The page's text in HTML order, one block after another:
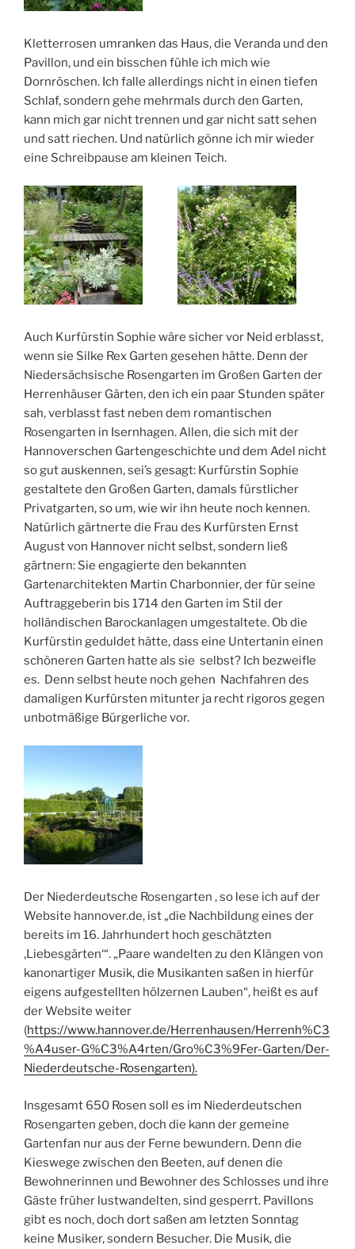
Kletterrosen umranken das Haus, die Veranda und den
Pavillon, und ein bisschen fühle ich mich wie
Dornröschen. Ich falle allerdings nicht in einen tiefen
Schlaf, sondern gehe mehrmals durch den Garten,
kann mich gar nicht trennen und gar nicht satt sehen
und satt riechen. Und natürlich gönne ich mir wieder
eine Schreibpause am kleinen Teich.
Auch Kurfürstin Sophie wäre sicher vor Neid erblasst,
wenn sie Silke Rex Garten gesehen hätte. Denn der
Niedersächsische Rosengarten im Großen Garten der
Herrenhäuser Gärten, den ich ein paar Stunden später
sah, verblasst fast neben dem romantischen
Rosengarten in Isernhagen. Allen, die sich mit der
Hannoverschen Gartengeschichte und dem Adel nicht
so gut auskennen, sei’s gesagt: Kurfürstin Sophie
gestaltete den Großen Garten, damals fürstlicher
Privatgarten, so um, wie wir ihn heute noch kennen.
Natürlich gärtnerte die Frau des Kurfürsten Ernst
August von Hannover nicht selbst, sondern ließ
gärtnern: Sie engagierte den bekannten
Gartenarchitekten Martin Charbonnier, der für seine
Auftraggeberin bis 1714 den Garten im Stil der
holländischen Barockanlagen umgestaltete. Ob die
Kurfürstin geduldet hätte, dass eine Untertanin einen
schöneren Garten hatte als sie selbst? Ich bezweifle
es. Denn selbst heute noch gehen Nachfahren des
damaligen Kurfürsten mitunter ja recht rigoros gegen
unbotmäßige Bürgerliche vor.
Der Niederdeutsche Rosengarten , so lese ich auf der
Website hannover.de, ist „die Nachbildung eines der
bereits im 16. Jahrhundert hoch geschätzten
‚Liebesgärten‘“. „Paare wandelten zu den Klängen von
kanonartiger Musik, die Musikanten saßen in hierfür
eigens aufgestellten hölzernen Lauben“, heißt es auf
der Website weiter
(https://www.hannover.de/Herrenhausen/Herrenh%C3
%A4user-G%C3%A4rten/Gro%C3%9Fer-Garten/Der-
Niederdeutsche-Rosengarten).
Insgesamt 650 Rosen soll es im Niederdeutschen
Rosengarten geben, doch die kann der gemeine
Gartenfan nur aus der Ferne bewundern. Denn die
Kieswege zwischen den Beeten, auf denen die
Bewohnerinnen und Bewohner des Schlosses und ihre
Gäste früher lustwandelten, sind gesperrt. Pavillons
gibt es noch, doch dort saßen am letzten Sonntag
keine Musiker, sondern Besucher. Die Musik, die